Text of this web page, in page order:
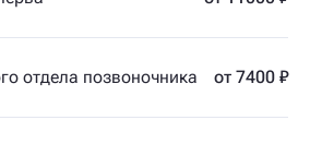
отдела позвоночника от 7400 ₽